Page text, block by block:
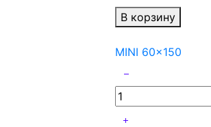
В корзину
MINI 60x150